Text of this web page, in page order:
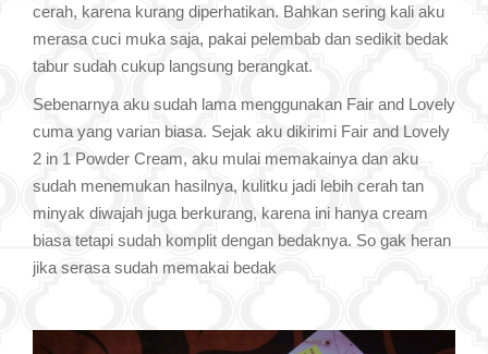
cerah, karena kurang diperhatikan. Bahkan sering kali aku
merasa cuci muka saja, pakai pelembab dan sedikit bedak
tabur sudah cukup langsung berangkat.
Sebenarnya aku sudah lama menggunakan Fair and Lovely
cuma yang varian biasa. Sejak aku dikirimi Fair and Lovely
2 in 1 Powder Cream, aku mulai memakainya dan aku
sudah menemukan hasilnya, kulitku jadi lebih cerah tan
minyak diwajah juga berkurang, karena ini hanya cream
biasa tetapi sudah komplit dengan bedaknya. So gak heran
jika serasa sudah memakai bedak